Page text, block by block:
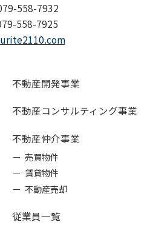
558-7932
558-7925
不動産開発事業
不動産コンサルティング事業
不動産仲介事業
ー 売買物件
ー 賃貸物件
ー 不動産売却
従業員一覧